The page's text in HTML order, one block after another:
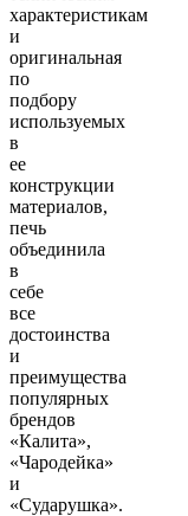
характеристикам
и
оригинальная
по
подбору
используемых
в
ее
конструкции
материалов,
печь
объединила
в
себе
все
достоинства
и
преимущества
популярных
брендов
«Калита»,
«Чародейка»
и
«Сударушка».